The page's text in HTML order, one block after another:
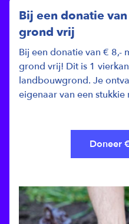
Bij een donatie
grond vrij
Bij een donatie van € 8,-
grond vrij! Dit is 1
landbouwgrond. Je
eigenaar van een
Doneer